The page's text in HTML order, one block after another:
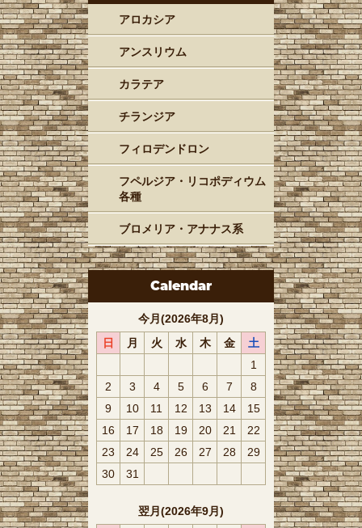
アロカシア
アンスリウム
カラテア
チランジア
フィロデンドロン
フペルジア・リコポディウム
各種
ブロメリア・アナナス系
Calendar
今月(2026年8月)
日
月 火 水 木 金
土
1
2
3 4 5 6 7
8
9
10 11 12 13 14
15
16
17 18 19 20 21
22
23
24 25 26 27 28
29
30
31
翌月(2026年9月)